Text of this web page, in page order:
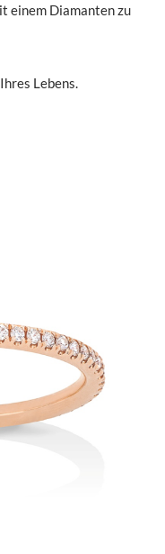
einem Diamanten zu
Lebens.